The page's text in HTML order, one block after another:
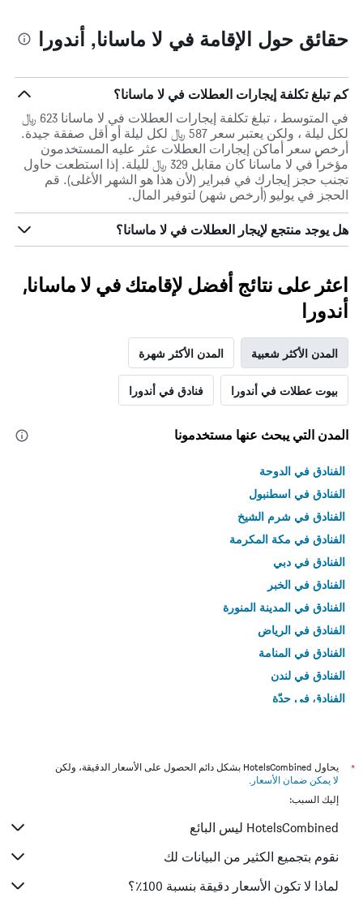
حقائق حول الإقامة في لا ماسانا, أندورا
كم تبلغ تكلفة إيجارات العطلات في لا ماسانا؟
في المتوسط ، تبلغ تكلفة إيجارات العطلات في لا ماسانا 623 ﷼
لكل ليلة ، ولكن يعتبر سعر 587 ﷼ لكل ليلة أو أقل صفقة جيدة.
أرخص سعر أماكن إيجارات العطلات عثر عليه المستخدمون
مؤخراً في لا ماسانا كان مقابل 329 ﷼ لليلة. إذا استطعت حاول
تجنب حجز إيجارك في فبراير (لأن هذا هو الشهر الأغلى). قم
الحجز في يوليو (أرخص شهر) لتوفير المال.
هل يوجد منتجع لإيجار العطلات في لا ماسانا؟
اعثر على نتائج أفضل لإقامتك في لا ماسانا,
أندورا
المدن الأكثر شعبية المدن الأكثر شهرة
بيوت عطلات في أندورا فنادق في أندورا
المدن التي يبحث عنها مستخدمونا
الفنادق في الدوحة
الفنادق في اسطنبول
الفنادق في شرم الشيخ
الفنادق في مكة المكرمة
الفنادق في دبي
الفنادق في الخبر
الفنادق في المدينة المنورة
الفنادق في الرياض
الفنادق في المنامة
الفنادق في لندن
الفنادق في جدّة
*
يحاول HotelsCombined بشكل دائم الحصول على الأسعار الدقيقة، ولكن
لا يمكن ضمان الأسعار .
إليك السبب:
HotelsCombined ليس البائع
نقوم بتجميع الكثير من البيانات لك
لماذا لا تكون الأسعار دقيقة بنسبة 100٪؟